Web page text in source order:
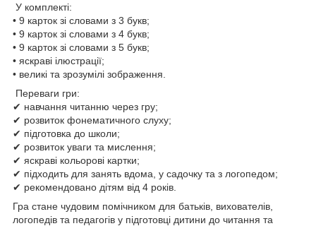
У комплекті:
• 9 карток зі словами з 3 букв;
• 9 карток зі словами з 4 букв;
• 9 карток зі словами з 5 букв;
• яскраві ілюстрації;
• великі та зрозумілі зображення.
Переваги гри:
✔ навчання читанню через гру;
✔ розвиток фонематичного слуху;
✔ підготовка до школи;
✔ розвиток уваги та мислення;
✔ яскраві кольорові картки;
✔ підходить для занять вдома, у садочку та з логопедом;
✔ рекомендовано дітям від 4 років.
Гра стане чудовим помічником для батьків, вихователів,
логопедів та педагогів у підготовці дитини до читання та